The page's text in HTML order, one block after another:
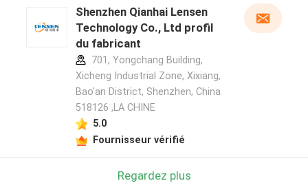
Shenzhen Qianhai Lensen
Technology Co., Ltd profil
du fabricant
701, Yongchang Building,
Xicheng Industrial Zone, Xixiang,
Bao'an District, Shenzhen, China
518126 ,LA CHINE
5.0
Fournisseur vérifié
Regardez plus